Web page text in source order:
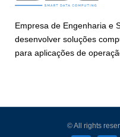
Empresa de Engenharia e
desenvolver soluções
para aplicações de
© All rights